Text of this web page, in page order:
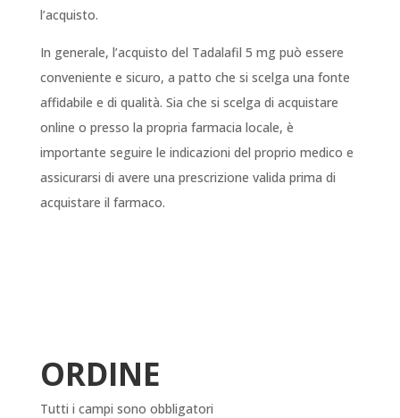
l’acquisto.
In generale, l’acquisto del Tadalafil 5 mg può essere
conveniente e sicuro, a patto che si scelga una fonte
affidabile e di qualità. Sia che si scelga di acquistare
online o presso la propria farmacia locale, è
importante seguire le indicazioni del proprio medico e
assicurarsi di avere una prescrizione valida prima di
acquistare il farmaco.
ORDINE
Tutti i campi sono obbligatori